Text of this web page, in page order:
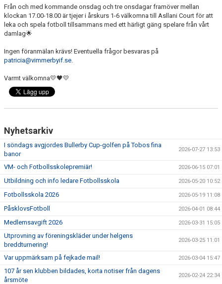
Från och med kommande onsdag och tre onsdagar framöver mellan
klockan 17.00-18.00 är tjejer i årskurs 1-6 välkomna till Asllani Court för att
leka och spela fotboll tillsammans med ett härligt gäng spelare från vårt
damlag🌟
Ingen föranmälan krävs! Eventuella frågor besvaras på
patricia@vimmerbyif.se.
Varmt välkomna💛🖤💛
Nyhetsarkiv
I söndags avgjordes Bullerby Cup-golfen på Tobos fina
banor
2026-07-27 13:53
VM- och Fotbollsskolepremiär! 2026-06-15 07:01
Utbildning och info ledare Fotbollsskola 2026-05-20 10:52
Fotbollsskola 2026 2026-05-19 11:08
PåsklovsFotboll 2026-04-01 08:44
Medlemsavgift 2026 2026-03-31 15:05
Utprovning av föreningskläder under helgens
breddturnering!
2026-03-25 11:01
Var uppmärksam på fejkade mail! 2026-03-04 15:47
107 år sen klubben bildades, korta notiser från dagens
årsmöte
2026-02-24 22:34